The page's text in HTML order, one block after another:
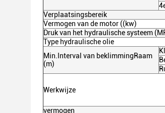
Verplaatsingsbereik
Vermogen van de motor ((kw)
Druk van het hydraulische systeem
Type hydraulische olie
Min.Interval van beklimmingRaam
(m)
Werkwijze
vermogen